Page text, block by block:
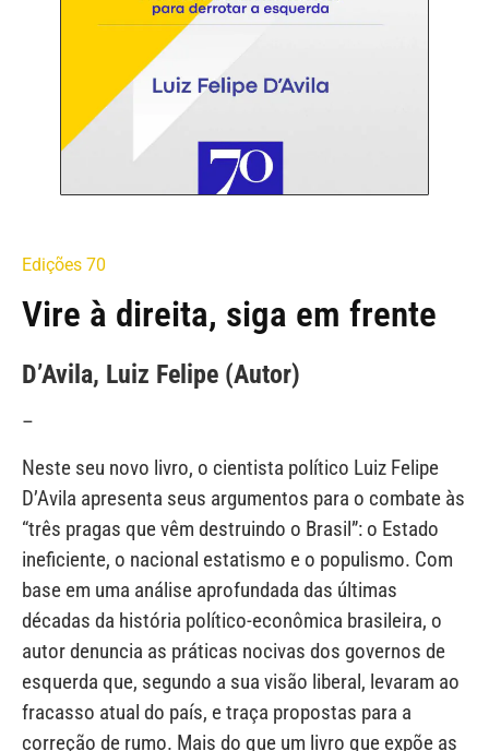
Edições 70
Vire à direita, siga em frente
D’Avila, Luiz Felipe (Autor)
–
Neste seu novo livro, o cientista político Luiz Felipe
D’Avila apresenta seus argumentos para o combate às
“três pragas que vêm destruindo o Brasil”: o Estado
ineficiente, o nacional estatismo e o populismo. Com
base em uma análise aprofundada das últimas
décadas da história político-econômica brasileira, o
autor denuncia as práticas nocivas dos governos de
esquerda que, segundo a sua visão liberal, levaram ao
fracasso atual do país, e traça propostas para a
correção de rumo. Mais do que um livro que expõe as